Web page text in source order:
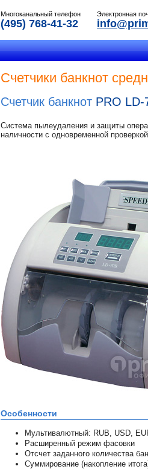
Многоканальный телефон
(495) 768-41-32
Электронная
Счетчики банкнот
Счетчик банкнот PRO LD-
Система пылеудаления и защиты
наличности с одновременной
Особенности
Мультивалютный: RUB, USD,
Расширенный режим фасовки
Отсчет заданного количества
Суммирование (накопление